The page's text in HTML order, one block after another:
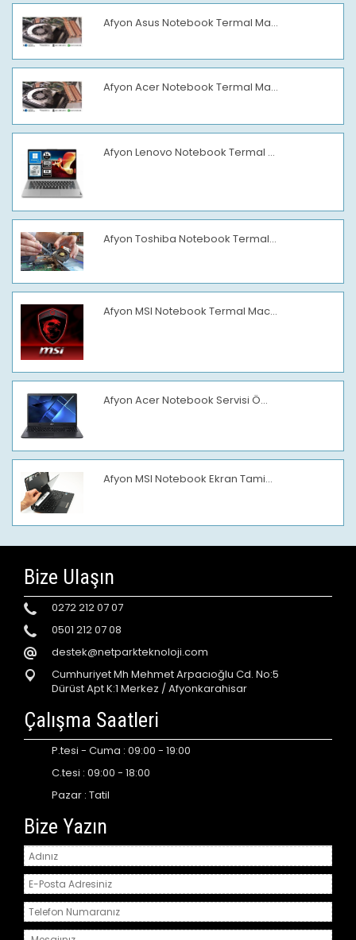
Afyon Asus Notebook Termal Ma...
Afyon Acer Notebook Termal Ma...
Afyon Lenovo Notebook Termal ...
Afyon Toshiba Notebook Termal...
Afyon MSI Notebook Termal Mac...
Afyon Acer Notebook Servisi Ö...
Afyon MSI Notebook Ekran Tami...
Bize Ulaşın
0272 212 07 07
0501 212 07 08
destek@netparkteknoloji.com
Cumhuriyet Mh Mehmet Arpacıoğlu Cd. No:5
Dürüst Apt K:1 Merkez / Afyonkarahisar
Çalışma Saatleri
P.tesi - Cuma : 09:00 - 19:00
C.tesi : 09:00 - 18:00
Pazar : Tatil
Bize Yazın